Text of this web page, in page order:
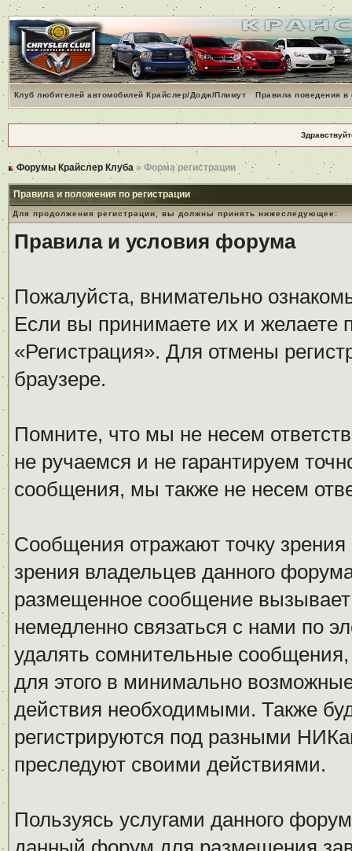
Клуб любителей автомобилей Крайслер/Додж/Плимут Правила поведения
Форумы Крайслер Клуба » Форма регистрации
Правила и положения по регистрации
Для продолжения регистрации, вы должны принять нижеследующее:
Правила и условия форума
Пожалуйста, внимательно
Если вы принимаете их и желаете
«Регистрация». Для отмены
браузере.
Помните, что мы не несем
не ручаемся и не гарантируем
сообщения, мы также не несем
Сообщения отражают точку
зрения владельцев данного
размещенное сообщение
немедленно связаться с нами по
удалять сомнительные
для этого в минимально
действия необходимыми. Также
регистрируются под разными
преследуют своими действиями.
Пользуясь услугами данного